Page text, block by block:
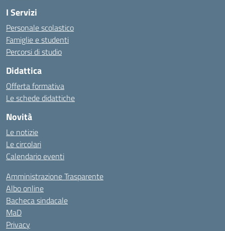
I Servizi
Personale scolastico
Famiglie e studenti
Percorsi di studio
Didattica
Offerta formativa
Le schede didattiche
Novità
Le notizie
Le circolari
Calendario eventi
Amministrazione Trasparente
Albo online
Bacheca sindacale
MaD
Privacy